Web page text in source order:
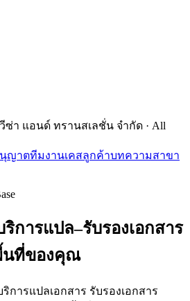
ซ่า แอนด์ ทรานสเลชั่น จำกัด · All
นุญาตทีมงานเคสลูกค้าบทความสาขา
การแปล–รับรองเอกสาร
นที่ของคุณ
ารแปลเอกสาร รับรองเอกสาร